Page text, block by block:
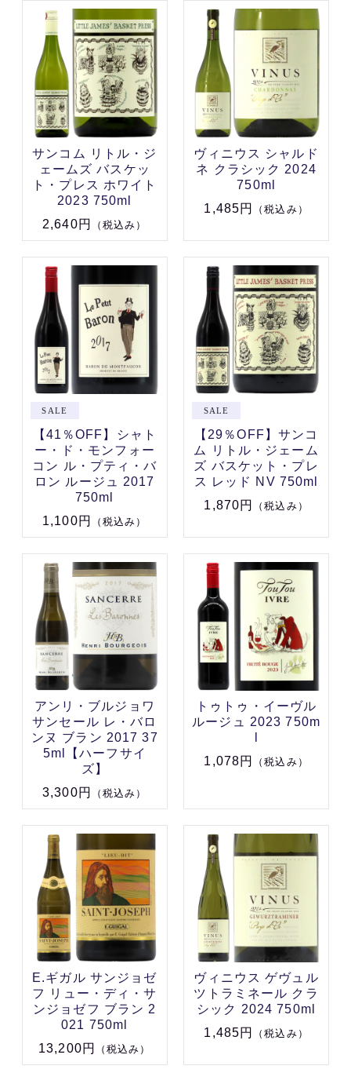
サンコム リトル・ジ
ェームズ バスケッ
ト・プレス ホワイト
2023 750ml
2,640円
（税込み）
ヴィニウス シャルド
ネ クラシック 2024
750ml
1,485円
（税込み）
【41％OFF】シャト
ー・ド・モンフォー
コン ル・プティ・バ
ロン ルージュ 2017
750ml
1,100円
（税込み）
【29％OFF】サンコ
ム リトル・ジェーム
ズ バスケット・プレ
ス レッド NV 750ml
1,870円
（税込み）
アンリ・ブルジョワ
サンセール レ・バロ
ンヌ ブラン 2017 37
5ml【ハーフサイ
ズ】
3,300円
（税込み）
トゥトゥ・イーヴル
ルージュ 2023 750m
1,078円
（税込み）
E.ギガル サンジョゼ
フ リュー・ディ・サ
ンジョゼフ ブラン 2
021 750ml
13,200円
（税込み）
ヴィニウス ゲヴュル
ツトラミネール クラ
シック 2024 750ml
1,485円
（税込み）